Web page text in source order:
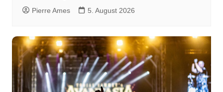
Pierre Ames 5. August 2026